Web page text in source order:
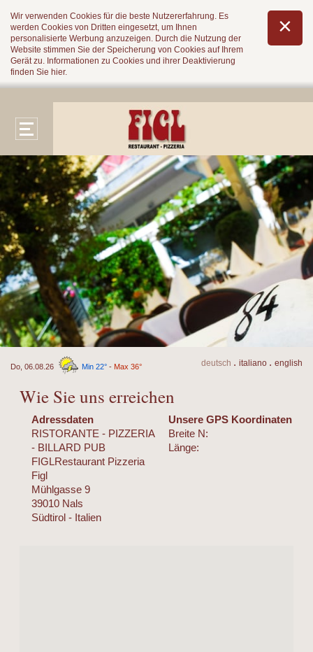
Wir verwenden Cookies für die beste Nutzererfahrung. Es
werden Cookies von Dritten eingesetzt, um Ihnen
personalisierte Werbung anzuzeigen. Durch die Nutzung der
Website stimmen Sie der Speicherung von Cookies auf Ihrem
Gerät zu. Informationen zu Cookies und ihrer Deaktivierung
finden Sie hier.
deutsch . italiano . english
Do, 06.08.26 Min 22° - Max 36°
Wie Sie uns erreichen
Unsere GPS Koordinaten
Breite N:
Länge:
Adressdaten
RISTORANTE - PIZZERIA
- BILLARD PUB
FIGLRestaurant Pizzeria
Figl
Mühlgasse 9
39010 Nals
Südtirol - Italien